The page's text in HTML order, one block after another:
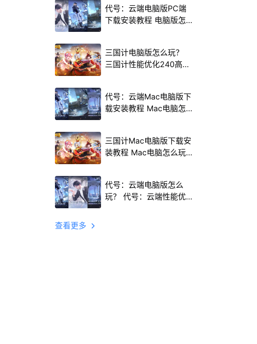
代号：云端电脑版PC端
下载安装教程 电脑版怎
三国计电脑版怎么玩？
三国计性能优化240高帧
代号：云端Mac电脑版下
载安装教程 Mac电脑怎
三国计Mac电脑版下载安
装教程 Mac电脑怎么玩
代号：云端电脑版怎么
玩？ 代号：云端性能优
查看更多